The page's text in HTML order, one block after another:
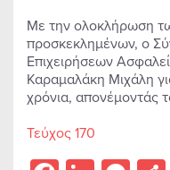
Με την ολοκλήρωση
προσκεκλημένων, ο
Επιχειρήσεων
Καραμαλάκη Μιχάλη
χρόνια, απονέμοντάς
Τεύχος 170